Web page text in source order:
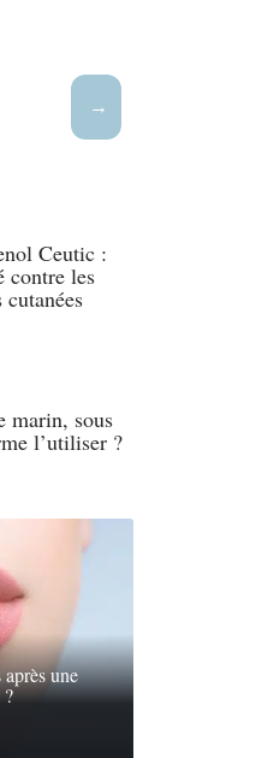
Ceutic :
contre les
marin, sous
l’utiliser ?
une